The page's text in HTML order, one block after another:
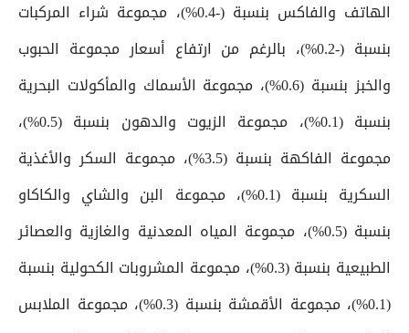
الهاتف والفاكس بنسبة (-0.4%)، مجموعة شراء المركبات
بنسبة (-0.2%)، بالرغم من ارتفاع أسعار مجموعة الحبوب
والخبز بنسبة (0.6%)، مجموعة الأسماك والمأكولات البحرية
بنسبة (0.1%)، مجموعة الزيوت والدهون بنسبة (0.5%)،
مجموعة الفاكهة بنسبة (3.5%)، مجموعة السكر والأغذية
السكرية بنسبة (0.1%)، مجموعة البن والشاي والكاكاو
بنسبة (0.5%)، مجموعة المياه المعدنية والغازية والعصائر
الطبيعية بنسبة (0.3%)، مجموعة المشروبات الكحولية بنسبة
(0.1%)، مجموعة الأقمشة بنسبة (0.3%)، مجموعة الملابس